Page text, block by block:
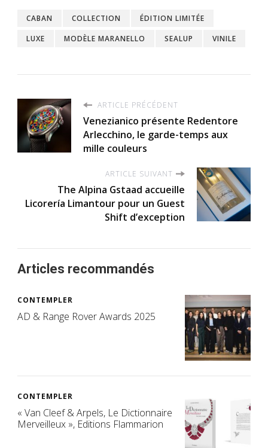
CABAN COLLECTION
ÉDITION LIMITÉE
LUXE
MODÈLE MARANELLO SEALUP VINILE
ARTICLE PRÉCÉDENT
Venezianico présente Redentore
Arlecchino, le garde-temps aux
mille couleurs
ARTICLE SUIVANT
The Alpina Gstaad accueille
Licorería Limantour pour un Guest
Shift d’exception
Articles recommandés
CONTEMPLER
AD & Range Rover Awards 2025
CONTEMPLER
« Van Cleef & Arpels, Le Dictionnaire
Merveilleux », Editions Flammarion